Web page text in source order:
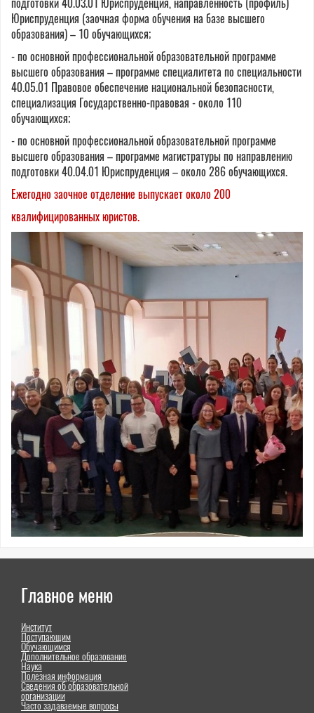
подготовки 40.03.01 Юриспруденция, направленность (профиль)
Юриспруденция (заочная форма обучения на базе высшего
образования) – 10 обучающихся;
- по основной профессиональной образовательной программе
высшего образования – программе специалитета по специальности
40.05.01 Правовое обеспечение национальной безопасности,
специализация Государственно-правовая - около 110
обучающихся;
- по основной профессиональной образовательной программе
высшего образования – программе магистратуры по направлению
подготовки 40.04.01 Юриспруденция – около 286 обучающихся.
Ежегодно заочное отделение выпускает около 200
квалифицированных юристов.
Главное меню
Институт
Поступающим
Обучающимся
Дополнительное образование
Наука
Полезная информация
Сведения об образовательной
организации
Часто задаваемые вопросы